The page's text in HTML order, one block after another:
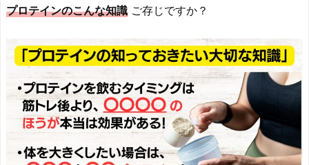
プロテインのこんな知識 ご存じですか？